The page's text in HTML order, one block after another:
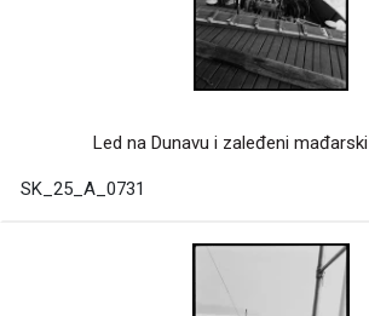
Led na Dunavu i zaleđeni
SK_25_A_0731